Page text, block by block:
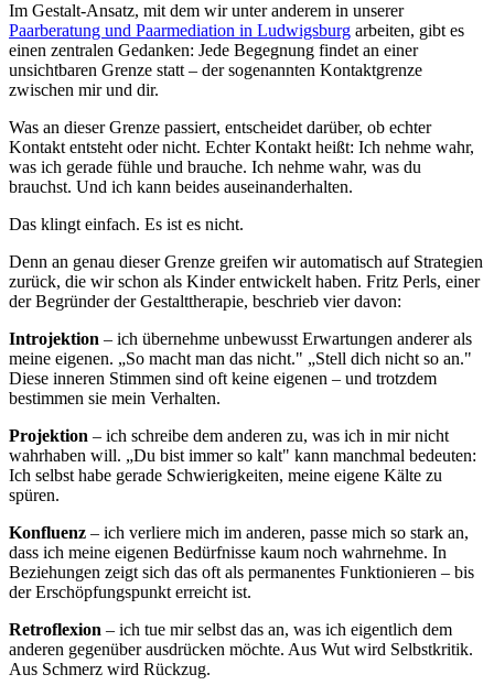
Im Gestalt-Ansatz, mit dem wir unter anderem in unserer
Paarberatung und Paarmediation in Ludwigsburg arbeiten, gibt es
einen zentralen Gedanken: Jede Begegnung findet an einer
unsichtbaren Grenze statt – der sogenannten Kontaktgrenze
zwischen mir und dir.
Was an dieser Grenze passiert, entscheidet darüber, ob echter
Kontakt entsteht oder nicht. Echter Kontakt heißt: Ich nehme wahr,
was ich gerade fühle und brauche. Ich nehme wahr, was du
brauchst. Und ich kann beides auseinanderhalten.
Das klingt einfach. Es ist es nicht.
Denn an genau dieser Grenze greifen wir automatisch auf Strategien
zurück, die wir schon als Kinder entwickelt haben. Fritz Perls, einer
der Begründer der Gestalttherapie, beschrieb vier davon:
Introjektion – ich übernehme unbewusst Erwartungen anderer als
meine eigenen. „So macht man das nicht." „Stell dich nicht so an."
Diese inneren Stimmen sind oft keine eigenen – und trotzdem
bestimmen sie mein Verhalten.
Projektion – ich schreibe dem anderen zu, was ich in mir nicht
wahrhaben will. „Du bist immer so kalt" kann manchmal bedeuten:
Ich selbst habe gerade Schwierigkeiten, meine eigene Kälte zu
spüren.
Konfluenz – ich verliere mich im anderen, passe mich so stark an,
dass ich meine eigenen Bedürfnisse kaum noch wahrnehme. In
Beziehungen zeigt sich das oft als permanentes Funktionieren – bis
der Erschöpfungspunkt erreicht ist.
Retroflexion – ich tue mir selbst das an, was ich eigentlich dem
anderen gegenüber ausdrücken möchte. Aus Wut wird Selbstkritik.
Aus Schmerz wird Rückzug.